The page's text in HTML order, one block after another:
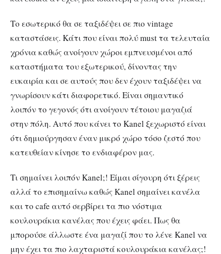
Το εσωτερικό θα σε ταξιδέψει σε πιο vintage
καταστάσεις. Κάτι που είναι πολύ must τα τελευταία
χρόνια καθώς ανοίγουν χώροι εμπνευσμένοι από
καταστήματα του εξωτερικού, δίνοντας την
ευκαιρία και σε αυτούς που δεν έχουν ταξιδέψει να
γνωρίσουν κάτι διαφορετικό. Είναι σημαντικό
λοιπόν το γεγονός ότι ανοίγουν τέτοιου μαγαζιά
στην πόλη. Αυτό που κάνει το Kanel ξεχωριστό είναι
ότι δημιούργησαν έναν μικρό χώρο τόσο ζεστό που
κατευθείαν κίνησε το ενδιαφέρον μας.
Τι σημαίνει λοιπόν Kanel;! Είμαι σίγουρη ότι ξέρεις
αλλά το επισημαίνω καθώς Kanel σημαίνει κανέλα
και το cafe αυτό σερβίρει τα πιο νόστιμα
κουλουράκια κανέλας που έχεις φάει. Πως θα
μπορούσε άλλωστε ένα μαγαζί που το λένε Kanel να
μην έχει τα πιο λαχταριστά κουλουράκια κανέλας;!